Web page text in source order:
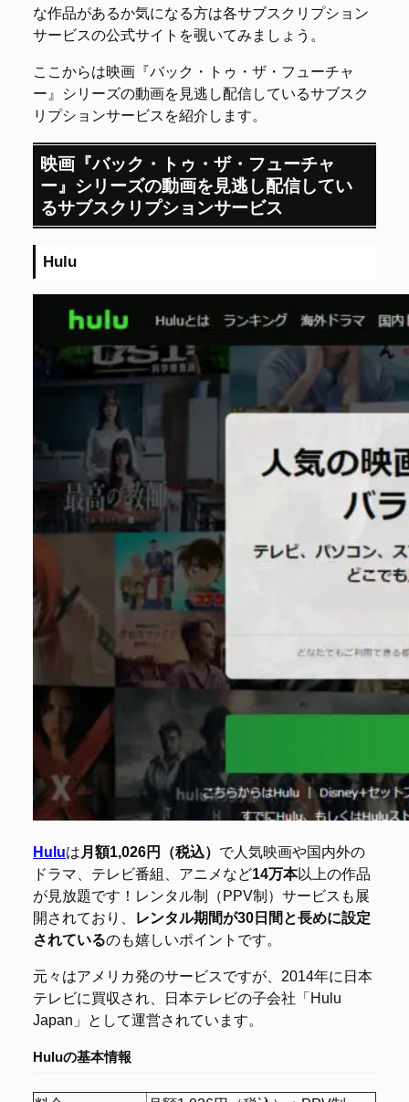
な作品があるか気になる方は各サブスクリプション
サービスの公式サイトを覗いてみましょう。
ここからは映画『バック・トゥ・ザ・フューチャ
ー』シリーズの動画を見逃し配信しているサブスク
リプションサービスを紹介します。
映画『バック・トゥ・ザ・フューチャ
ー』シリーズの動画を見逃し配信してい
るサブスクリプションサービス
Hulu
Huluは 月額1,026円（税込） で人気映画や国内外の
ドラマ、テレビ番組、アニメなど14万本以上の作品
が見放題です！レンタル制（PPV制）サービスも展
開されており、
レンタル期間が30日間と長めに設定
されているのも嬉しいポイントです。
元々はアメリカ発のサービスですが、2014年に日本
テレビに買収され、日本テレビの子会社「Hulu
Japan」として運営されています。
Huluの基本情報